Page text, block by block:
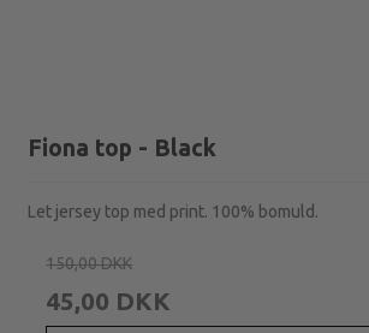
Fiona top - Black
Let jersey top med print. 100% bomuld.
150,00 DKK
45,00 DKK